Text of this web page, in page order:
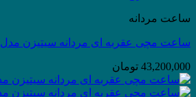
ساعت مردانه
ساعت مچی عقربه ای مردانه سیتیزن مدل BM7334-66L
43,200,000 تومان